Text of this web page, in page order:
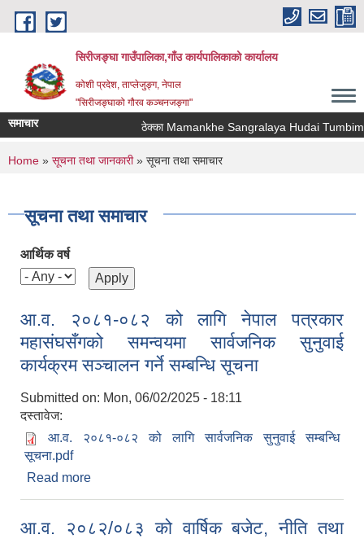
Skip to main content
सिरीजङ्घा गाउँपालिका,गाँउ कार्यपालिकाको कार्यालय
कोशी प्रदेश, ताप्लेजुङ्ग, नेपाल
"सिरीजङ्घाको गौरव कञ्चनजङ्गा"
समाचार ठेक्का Mamankhe Sangralaya Hudai
You are here
Home » सूचना तथा जानकारी» सूचना तथा समाचार
सूचना तथा समाचार
आर्थिक वर्ष
आ.व. २०८१-०८२ को लागि नेपाल पत्रकार
महासंघसँगको समन्वयमा सार्वजनिक सुनुवाई
कार्यक्रम सञ्चालन गर्ने सम्बन्धि सूचना
Submitted on: Mon, 06/02/2025 - 18:11
दस्तावेज:
आ.व. २०८१-०८२ को लागि सार्वजनिक सुनुवाई सम्बन्धि
सूचना.pdf
Read more
आ.व. २०८२/०८३ को वार्षिक बजेट, नीति तथा